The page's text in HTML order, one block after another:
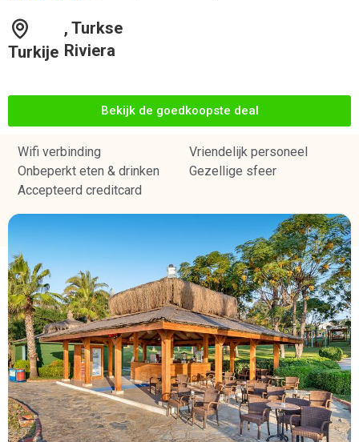
Turkije
, Turkse
Riviera
Bekijk de goedkoopste deal
Wifi verbinding
Vriendelijk personeel
Onbeperkt eten & drinken
Gezellige sfeer
Accepteerd creditcard